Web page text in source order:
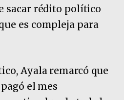
sacar rédito político
es compleja para
Ayala remarcó que
el mes